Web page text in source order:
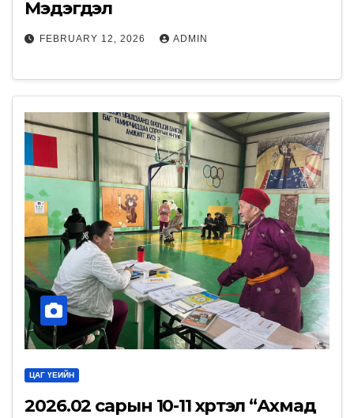
Мэдэгдэл
FEBRUARY 12, 2026 ADMIN
ЦАГ ҮЕИЙН
2026.02 сарын 10-11 хүртэл “Ахмад